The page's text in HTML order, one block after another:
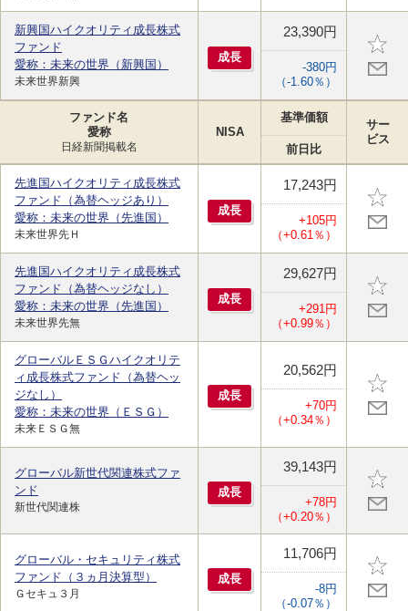
新興国ハイクオリティ成長株式
ファンド
愛称：未来の世界（新興国）
未来世界新興
成長
23,390円
-380円
（-1.60％）
ファンド名
愛称
日経新聞掲載名
NISA
基準価額
サー
ビス
前日比
先進国ハイクオリティ成長株式
ファンド（為替ヘッジあり）
愛称：未来の世界（先進国）
未来世界先Ｈ
成長
17,243円
+105円
（+0.61％）
先進国ハイクオリティ成長株式
ファンド（為替ヘッジなし）
愛称：未来の世界（先進国）
未来世界先無
成長
29,627円
+291円
（+0.99％）
グローバルＥＳＧハイクオリテ
ィ成長株式ファンド（為替ヘッ
ジなし）
愛称：未来の世界（ＥＳＧ）
未来ＥＳＧ無
成長
20,562円
+70円
（+0.34％）
グローバル新世代関連株式ファ
ンド
新世代関連株
成長
39,143円
+78円
（+0.20％）
グローバル・セキュリティ株式
ファンド（３ヵ月決算型）
Ｇセキュ３月
成長
11,706円
-8円
（-0.07％）